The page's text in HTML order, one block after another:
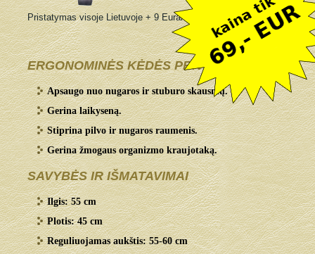
Pristatymas visoje Lietuvoje + 9 Eurai
ERGONOMINĖS KĖDĖS PRIVALUMAI:
Apsaugo nuo nugaros ir stuburo skausmų.
Gerina laikyseną.
Stiprina pilvo ir nugaros raumenis.
Gerina žmogaus organizmo kraujotaką.
SAVYBĖS IR IŠMATAVIMAI
Ilgis: 55 cm
Plotis: 45 cm
Reguliuojamas aukštis: 55-60 cm